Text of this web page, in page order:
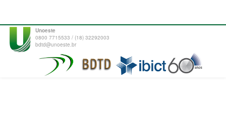
Unoeste
0800 7715533 / (18) 32292003
bdtd@unoeste.br